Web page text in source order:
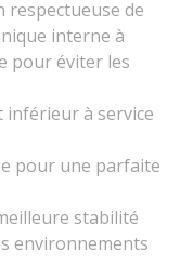
respectueuse de
interne à
pour éviter les
inférieur à service
pour une parfaite
stabilité
environnements